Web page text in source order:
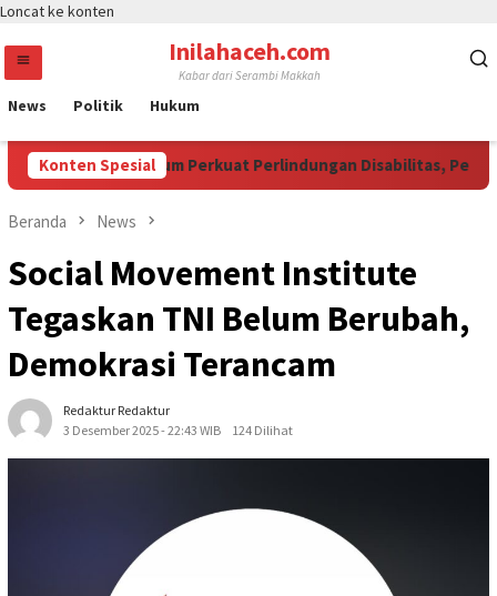
Loncat ke konten
Inilahaceh.com
Kabar dari Serambi Makkah
News Politik Hukum
Konten Spesial
Jadi Momentum Perkuat Perlindungan Disabilitas,
Beranda News
Social Movement Institute
Tegaskan TNI Belum Berubah,
Demokrasi Terancam
Redaktur Redaktur
3 Desember 2025 - 22:43 WIB
124 Dilihat